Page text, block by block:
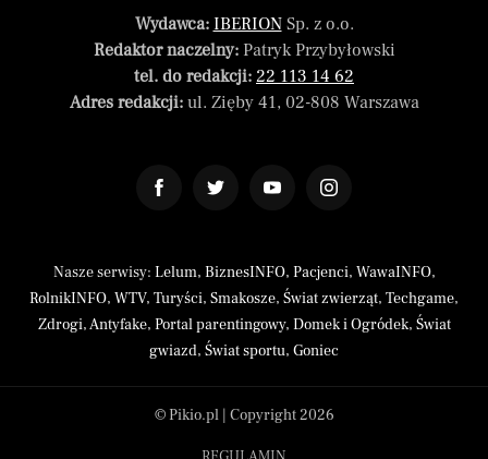
Wydawca: IBERIONSp. z o.o.
Redaktor naczelny:Patryk Przybyłowski
tel. do redakcji: 22 113 14 62
Adres redakcji:ul. Zięby 41, 02-808 Warszawa
Nasze serwisy: Lelum, BiznesINFO, Pacjenci, WawaINFO,
RolnikINFO, WTV, Turyści, Smakosze, Świat zwierząt, Techgame,
Zdrogi,Antyfake, Portal parentingowy, Domek i Ogródek, Świat
gwiazd, Świat sportu, Goniec
© Pikio.pl | Copyright 2026